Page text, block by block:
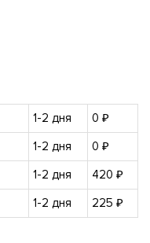
1-2 дня
0 ₽
1-2 дня
0 ₽
1-2 дня
420 ₽
1-2 дня 225 ₽